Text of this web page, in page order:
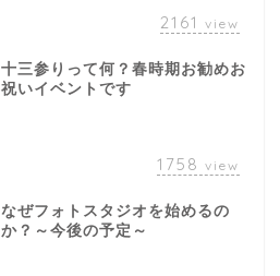
2161 view
十三参りって何？春時期お勧めお
祝いイベントです
1758 view
なぜフォトスタジオを始めるの
か？～今後の予定～